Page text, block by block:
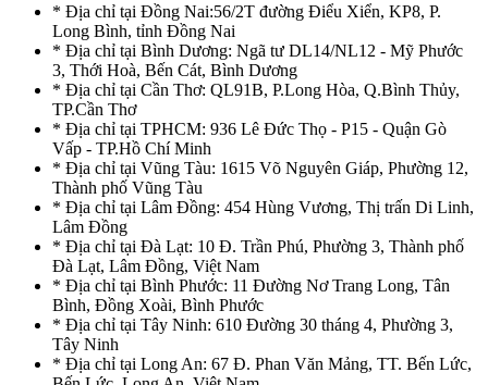
* Địa chỉ tại Đồng Nai:56/2T đường Điểu Xiển, KP8, P.
Long Bình, tỉnh Đồng Nai
* Địa chỉ tại Bình Dương: Ngã tư DL14/NL12 - Mỹ Phước
3, Thới Hoà, Bến Cát, Bình Dương
* Địa chỉ tại Cần Thơ: QL91B, P.Long Hòa, Q.Bình Thủy,
TP.Cần Thơ
* Địa chỉ tại TPHCM: 936 Lê Đức Thọ - P15 - Quận Gò
Vấp - TP.Hồ Chí Minh
* Địa chỉ tại Vũng Tàu: 1615 Võ Nguyên Giáp, Phường 12,
Thành phố Vũng Tàu
* Địa chỉ tại Lâm Đồng: 454 Hùng Vương, Thị trấn Di Linh,
Lâm Đồng
* Địa chỉ tại Đà Lạt: 10 Đ. Trần Phú, Phường 3, Thành phố
Đà Lạt, Lâm Đồng, Việt Nam
* Địa chỉ tại Bình Phước: 11 Đường Nơ Trang Long, Tân
Bình, Đồng Xoài, Bình Phước
* Địa chỉ tại Tây Ninh: 610 Đường 30 tháng 4, Phường 3,
Tây Ninh
* Địa chỉ tại Long An: 67 Đ. Phan Văn Mảng, TT. Bến Lức,